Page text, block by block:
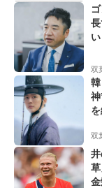
双
双